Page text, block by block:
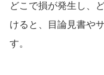
どこで損が発生し、
けると、目論見書や
す。